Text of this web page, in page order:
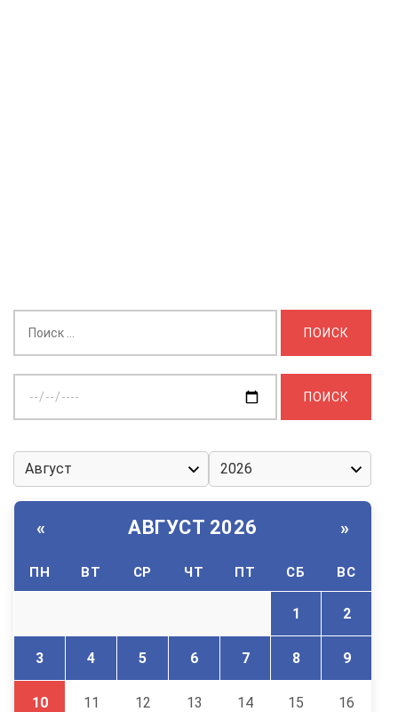
дату:
« АВГУСТ 2026 »
ПН ВТ СР ЧТ ПТ СБ ВС
1 2
3 4 5 6 7 8 9
10 11 12 13 14 15 16